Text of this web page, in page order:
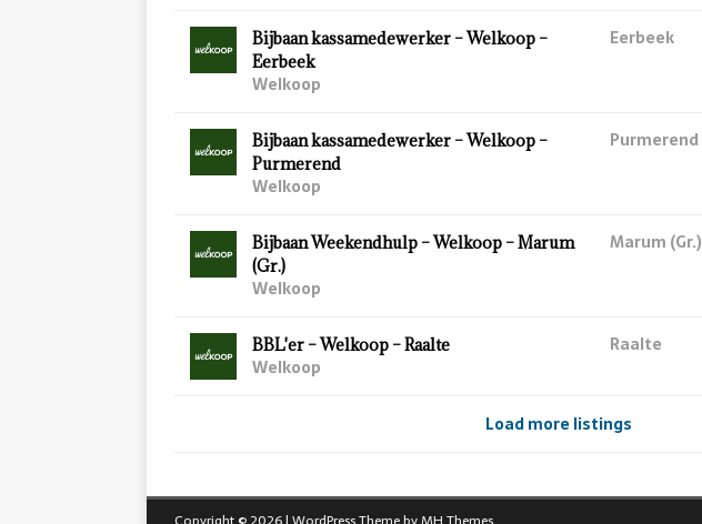
Bijbaan kassamedewerker – Welkoop –
Eerbeek
Welkoop
Eerbeek
Bijbaan kassamedewerker – Welkoop –
Purmerend
Welkoop
Purmerend
Bijbaan Weekendhulp – Welkoop – Marum
(Gr.)
Welkoop
Marum (Gr.)
BBL'er – Welkoop – Raalte
Welkoop
Raalte
Load more listings